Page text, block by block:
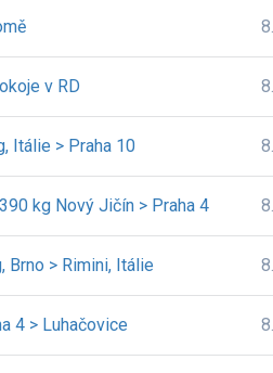
v RD
Itálie > Praha 10
kg Nový Jičín > Praha 4
Brno > Rimini, Itálie
4 > Luhačovice